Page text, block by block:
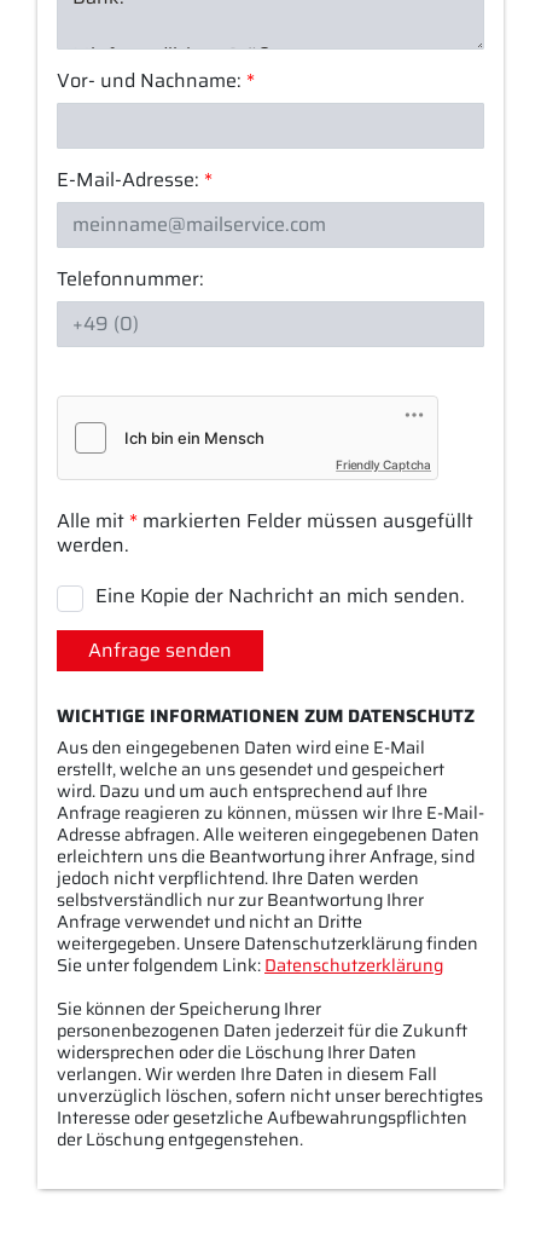
Vor- und Nachname: *
E-Mail-Adresse: *
Telefonnummer:
Friendly Captcha
Alle mit * markierten Felder müssen ausgefüllt
werden.
Eine Kopie der Nachricht an mich senden.
Anfrage senden
WICHTIGE INFORMATIONEN ZUM DATENSCHUTZ
Aus den eingegebenen Daten wird eine E-Mail
erstellt, welche an uns gesendet und gespeichert
wird. Dazu und um auch entsprechend auf Ihre
Anfrage reagieren zu können, müssen wir Ihre E-Mail-
Adresse abfragen. Alle weiteren eingegebenen Daten
erleichtern uns die Beantwortung ihrer Anfrage, sind
jedoch nicht verpflichtend. Ihre Daten werden
selbstverständlich nur zur Beantwortung Ihrer
Anfrage verwendet und nicht an Dritte
weitergegeben. Unsere Datenschutzerklärung finden
Sie unter folgendem Link:Datenschutzerklärung
Sie können der Speicherung Ihrer
personenbezogenen Daten jederzeit für die Zukunft
widersprechen oder die Löschung Ihrer Daten
verlangen. Wir werden Ihre Daten in diesem Fall
unverzüglich löschen, sofern nicht unser berechtigtes
Interesse oder gesetzliche Aufbewahrungspflichten
der Löschung entgegenstehen.